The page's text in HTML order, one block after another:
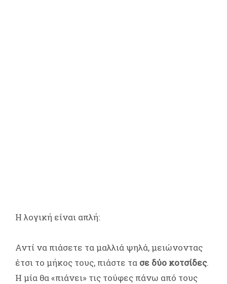
Η λογική είναι απλή:
Αντί να πιάσετε τα μαλλιά ψηλά, μειώνοντας
έτσι το μήκος τους, πιάστε τα σε δύο κοτσίδες.
Η μία θα «πιάνει» τις τούφες πάνω από τους